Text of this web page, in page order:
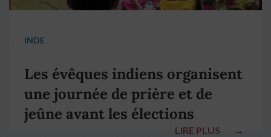
INDE
Les évêques indiens organisent
une journée de prière et de
jeûne avant les élections
LIRE PLUS →